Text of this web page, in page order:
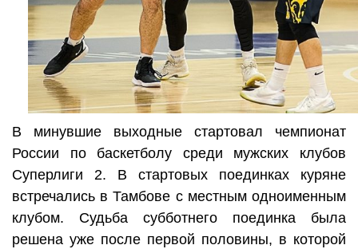
В минувшие выходные стартовал чемпионат
России по баскетболу среди мужских клубов
Суперлиги 2. В стартовых поединках куряне
встречались в Тамбове с местным одноименным
клубом. Судьба субботнего поединка была
решена уже после первой половины, в которой